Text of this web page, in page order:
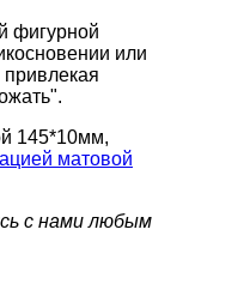
фигурной
или
145*10мм,
матовой
с нами любым